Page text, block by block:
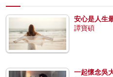
安心是人生
譚寶碩
一起懷念吳